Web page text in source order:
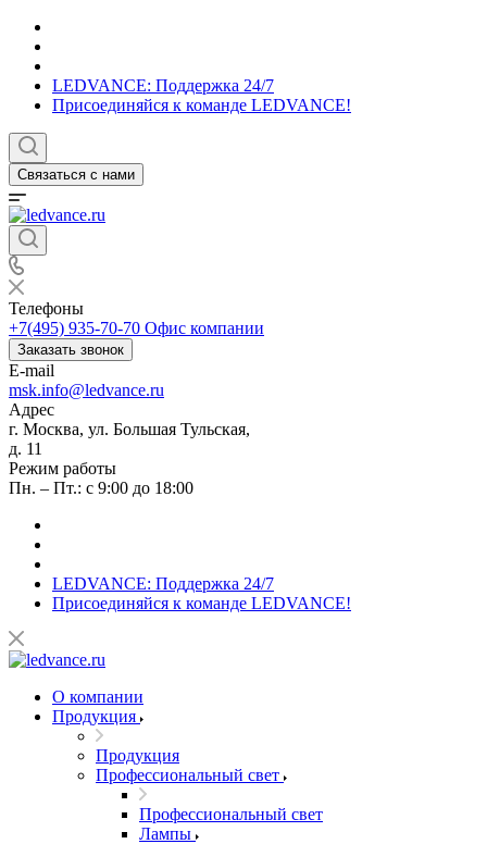
LEDVANCE: Поддержка 24/7
Присоединяйся к команде LEDVANCE!
Связаться с нами
Телефоны
+7(495) 935-70-70 Офис компании
Заказать звонок
E-mail
msk.info@ledvance.ru
Адрес
г. Москва, ул. Большая Тульская,
д. 11
Режим работы
Пн. – Пт.: с 9:00 до 18:00
LEDVANCE: Поддержка 24/7
Присоединяйся к команде LEDVANCE!
О компании
Продукция
Продукция
Профессиональный свет
Профессиональный свет
Лампы